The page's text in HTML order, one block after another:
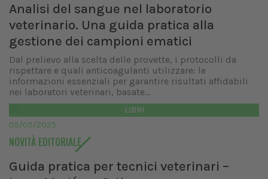
Analisi del sangue nel laboratorio
veterinario. Una guida pratica alla
gestione dei campioni ematici
Dal prelievo alla scelta delle provette, i protocolli da
rispettare e quali anticoagulanti utilizzare: le
informazioni essenziali per garantire risultati affidabili
nei laboratori veterinari, basate...
LIBRI
05/05/2025
NOVITÀ EDITORIALE
Guida pratica per tecnici veterinari –